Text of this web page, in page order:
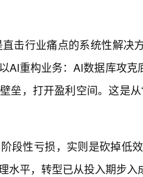
击行业痛点的系统性解决
AI重构业务：AI数据库攻
，打开盈利空间。这是从
段性亏损，实则是砍掉低
水平，转型已从投入期步